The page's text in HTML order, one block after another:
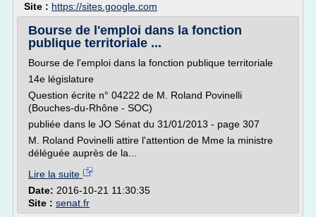
Site : https://sites.google.com
Bourse de l'emploi dans la fonction
publique territoriale ...
Bourse de l'emploi dans la fonction publique territoriale
14e législature
Question écrite n° 04222 de M. Roland Povinelli
(Bouches-du-Rhône - SOC)
publiée dans le JO Sénat du 31/01/2013 - page 307
M. Roland Povinelli attire l'attention de Mme la ministre
déléguée auprès de la...
Lire la suite
Date: 2016-10-21 11:30:35
Site : senat.fr